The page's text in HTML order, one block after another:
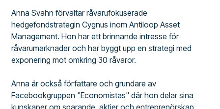
Anna Svahn förvaltar råvarufokuserade
hedgefondstrategin Cygnus inom Antiloop Asset
Management. Hon har ett brinnande intresse för
råvarumarknader och har byggt upp en strategi med
exponering mot omkring 30 råvaror.
Anna är också författare och grundare av
Facebookgruppen "Economistas" där hon delar sina
kunskaper om sparande, aktier och entreprenörskap.